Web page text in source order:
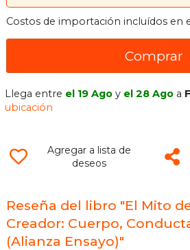
Costos de importación incluídos en
Comprar
Llega entre el 19 Ago y el 28 Ago a
ubicación
Agregar a lista de
deseos
Reseña del libro "El Mito
Creador: Cuerpo,
(Alianza Ensayo)"